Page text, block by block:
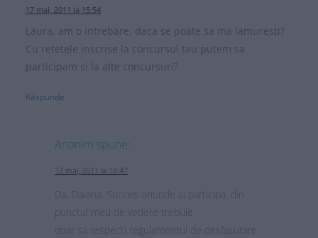
17 mai, 2011 la 15:54
Laura, am o intrebare, daca se poate sa ma lamuresti?
Cu retetele inscrise la concursul tau putem sa
participam si la alte concursuri?
Răspunde
Anonim spune:
17 mai, 2011 la 18:47
Da, Daiana. Succes oriunde ai participa, din
punctul meu de vedere trebuie
doar sa respecti regulamentul de desfasurare